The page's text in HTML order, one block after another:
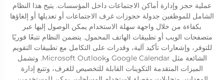
عملية حجز وإدارة أماكن الاجتماعات داخل المؤسسات. يتيح هذا النظام
الشامل للموظفين جدولة حجوزات غرف الاجتماعات أو تعديلها أو إلغاؤها
بكفاءة من خلال واجهة سهلة الاستخدام يمكن الوصول إليها عبر
متصفحات الويب أو تطبيقات الهاتف المحمول. يتضمن النظام تتبعًا فوريًا
للتوفر، وإشعارات تأكيد آلية، وقدرات على التكامل مع تطبيقات التقويم
الشائعة مثل Google Calendar وMicrosoft Outlook. وتشمل
الميزات المتقدمة التكوينات القابلة للتخصيص للغرف، وتتبع إدارة